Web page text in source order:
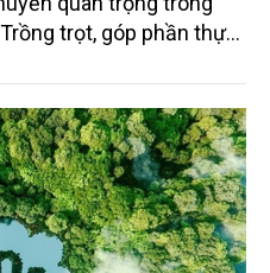
trọt, góp phần thực
thành thị trường sản
chỉ carbon trong nông